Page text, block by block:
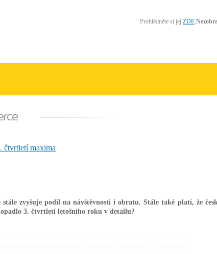
Prohlédněte si jej ZDE.
čtvrtletí maxima
zvyšuje podíl na návštěvnosti i obratu. Stále také platí, že
3. čtvrtletí letošního roku v detailu?